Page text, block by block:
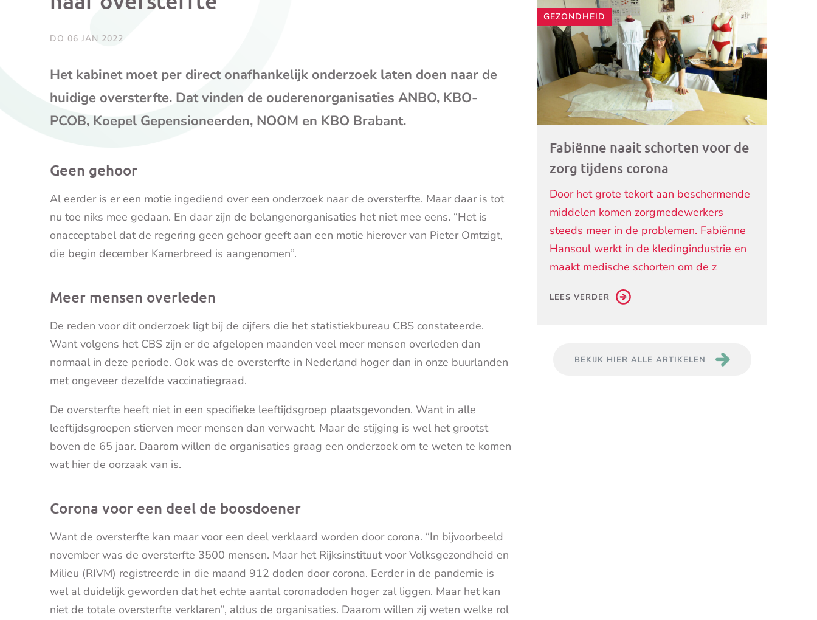
mailprogramma)
DO 06 JAN 2022
Het kabinet moet per direct onafhankelijk onderzoek laten doen naar de
huidige oversterfte. Dat vinden de ouderenorganisaties ANBO, KBO-
PCOB, Koepel Gepensioneerden, NOOM en KBO Brabant.
Geen gehoor
Al eerder is er een motie ingediend over een onderzoek naar de oversterfte. Maar daar is tot
nu toe niks mee gedaan. En daar zijn de belangenorganisaties het niet mee eens. “Het is
onacceptabel dat de regering geen gehoor geeft aan een motie hierover van Pieter Omtzigt,
die begin december Kamerbreed is aangenomen”.
Meer mensen overleden
De reden voor dit onderzoek ligt bij de cijfers die het statistiekbureau CBS constateerde.
Want volgens het CBS zijn er de afgelopen maanden veel meer mensen overleden dan
normaal in deze periode. Ook was de oversterfte in Nederland hoger dan in onze buurlanden
met ongeveer dezelfde vaccinatiegraad.
De oversterfte heeft niet in een specifieke leeftijdsgroep plaatsgevonden. Want in alle
leeftijdsgroepen stierven meer mensen dan verwacht. Maar de stijging is wel het grootst
boven de 65 jaar. Daarom willen de organisaties graag een onderzoek om te weten te komen
wat hier de oorzaak van is.
Corona voor een deel de boosdoener
Want de oversterfte kan maar voor een deel verklaard worden door corona. “In bijvoorbeeld
november was de oversterfte 3500 mensen. Maar het Rijksinstituut voor Volksgezondheid en
Milieu (RIVM) registreerde in die maand 912 doden door corona. Eerder in de pandemie is
wel al duidelijk geworden dat het echte aantal coronadoden hoger zal liggen. Maar het kan
niet de totale oversterfte verklaren”, aldus de organisaties. Daarom willen zij weten welke rol
GEZONDHEID
Fabiënne naait schorten voor de
zorg tijdens corona
Door het grote tekort aan beschermende
middelen komen zorgmedewerkers
steeds meer in de problemen. Fabiënne
Hansoul werkt in de kledingindustrie en
maakt medische schorten om de z
LEES VERDER
BEKIJK HIER ALLE ARTIKELEN